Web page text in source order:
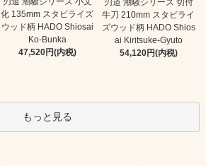
化 135mm スタビライズ
ウッド柄 HADO Shiosai
Ko-Bunka
47,520円(内税)
刃道 潮騒シリーズ 切付
牛刀 210mm スタビライ
ズウッド柄 HADO Shios
ai Kiritsuke-Gyuto
54,120円(内税)
もっと見る